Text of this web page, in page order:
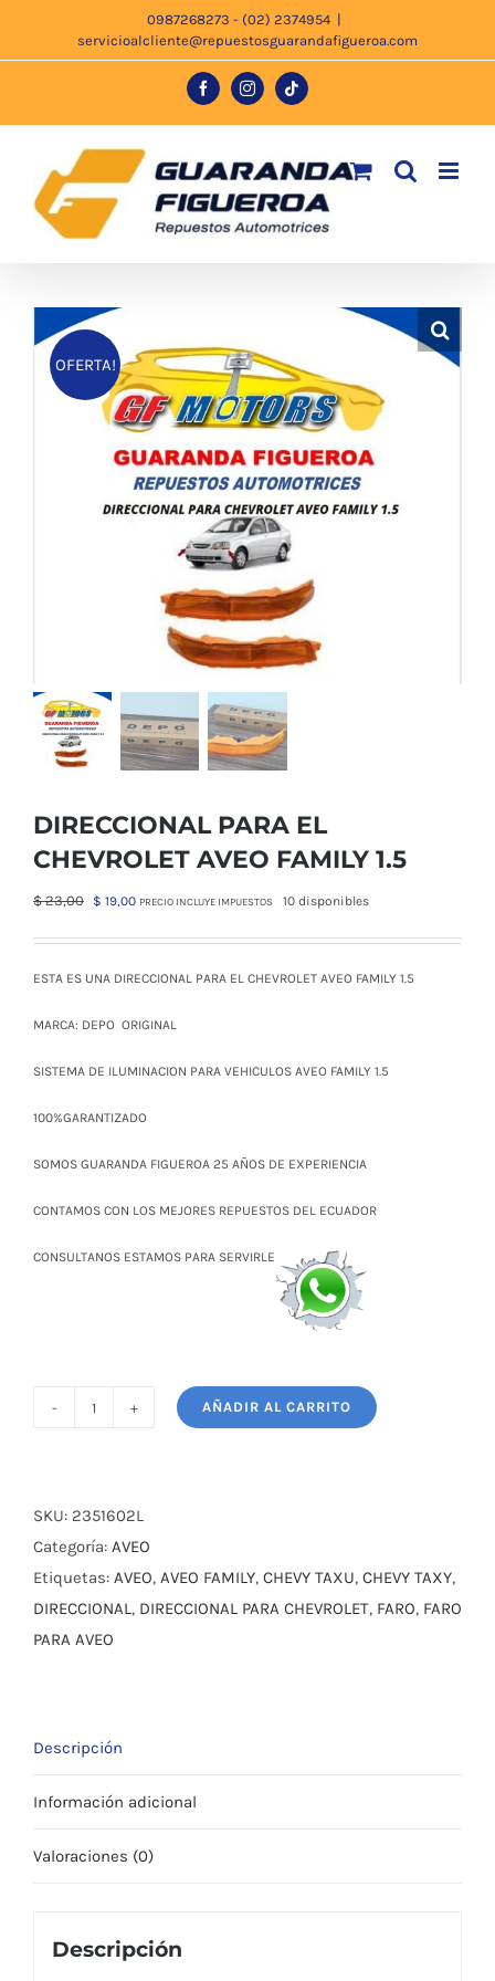
0987268273 - (02) 2374954 |
servicioalcliente@repuestosguarandafigueroa.com
FacebookInstagramTiktok
OFERTA!
DIRECCIONAL PARA EL
CHEVROLET AVEO FAMILY 1.5
$23,00
El
original
era:
$ 19,00El
actual
es:
PRECIO INCLUYE IMPUESTOS 10 disponibles
ESTA ES UNA DIRECCIONAL PARA EL CHEVROLET AVEO FAMILY 1.5
MARCA: DEPO ORIGINAL
SISTEMA DE ILUMINACION PARA VEHICULOS AVEO FAMILY 1.5
100%GARANTIZADO
SOMOS GUARANDA FIGUEROA 25 AÑOS DE EXPERIENCIA
CONTAMOS CON LOS MEJORES REPUESTOS DEL ECUADOR
CONSULTANOS ESTAMOS PARA SERVIRLE
DIRECCIONAL
CHEVROLET
AVEO
FAMILY
1.5
cantidad
AÑADIR AL CARRITO
SKU: 2351602L
Categoría: AVEO
Etiquetas: AVEO, AVEO FAMILY, CHEVY TAXU, CHEVY TAXY,
DIRECCIONAL, DIRECCIONAL PARA CHEVROLET, FARO, FARO
PARA AVEO
Descripción
Información adicional
Valoraciones (0)
Descripción